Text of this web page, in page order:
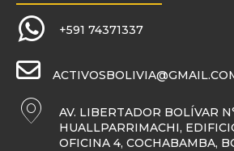
+591 74371337
AV. LIBERTADOR BOLÍVAR
HUALLPARRIMACHI,
OFICINA 4, COCHABAMBA,